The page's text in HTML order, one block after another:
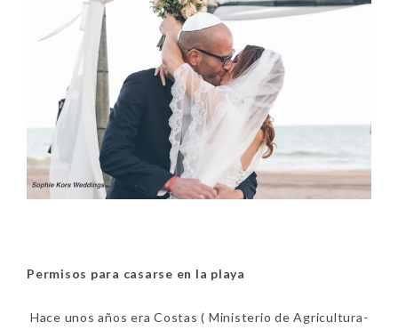
Permisos para casarse en la playa
Hace unos años era Costas ( Ministerio de Agricultura-